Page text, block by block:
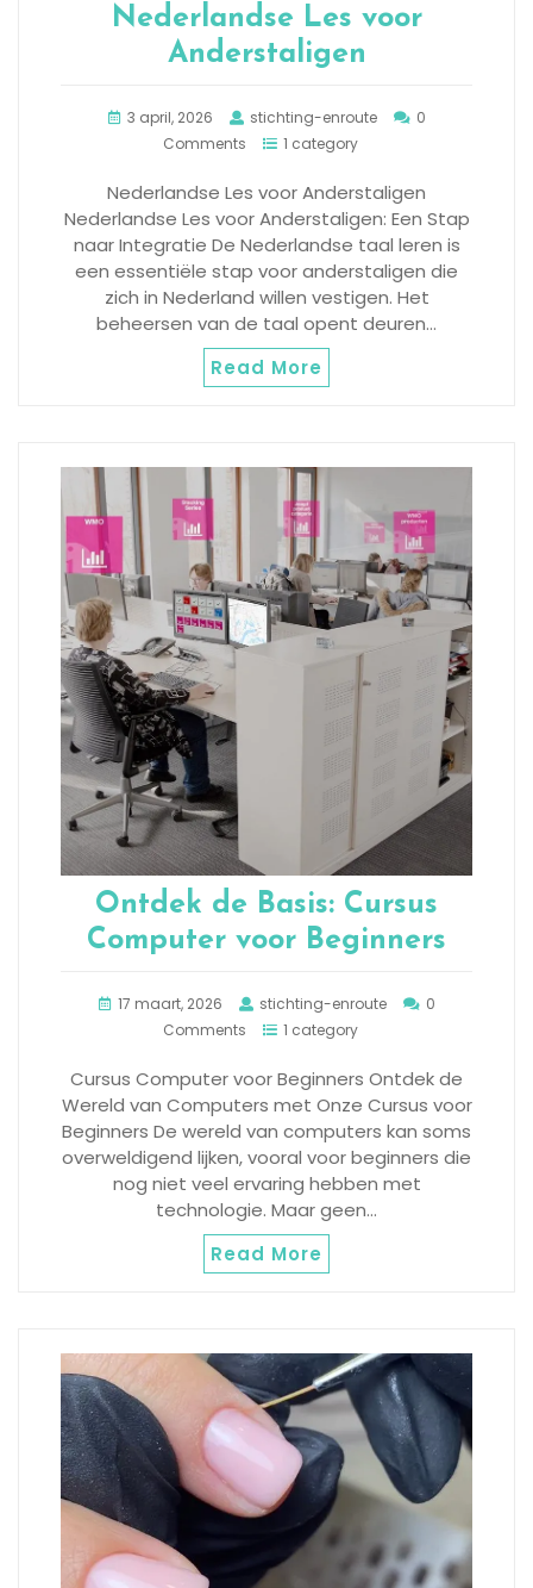
Nederlandse Les voor
Anderstaligen
3 april, 2026 stichting-enroute
0
Comments
1 category
Nederlandse Les voor Anderstaligen
Nederlandse Les voor Anderstaligen: Een Stap
naar Integratie De Nederlandse taal leren is
een essentiële stap voor anderstaligen die
zich in Nederland willen vestigen. Het
beheersen van de taal opent deuren…
Read More
Ontdek de Basis: Cursus
Computer voor Beginners
17 maart, 2026 stichting-enroute
0
Comments
1 category
Cursus Computer voor Beginners Ontdek de
Wereld van Computers met Onze Cursus voor
Beginners De wereld van computers kan soms
overweldigend lijken, vooral voor beginners die
nog niet veel ervaring hebben met
technologie. Maar geen…
Read More